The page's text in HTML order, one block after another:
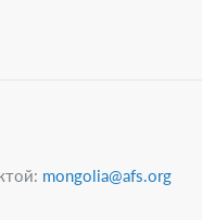
mongolia@afs.org